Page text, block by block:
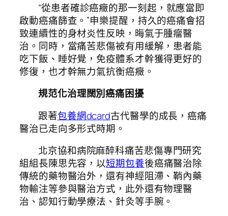
“從患者確診癌癥的那一刻起，就應當即
啟動癌痛篩查。”申樂提醒，持久的癌痛會招
致連續性的身材炎性反映，晦氣于腫瘤醫
治。同時，當痛苦悲傷被有用緩解，患者能
吃下飯、睡好覺，免疫體系才幹獲得更好的
修復，也才幹無力氣抗衡癌癥。
規范化治理闊別癌痛困擾
跟著包養網dcard古代醫學的成長，癌痛
醫治已走向多形式時期。
北京協和病院麻醉科痛苦悲傷專門研究
組組長陳思先容，以短期包養後癌痛醫治除
傳統的藥物醫治外，還有神經阻滯、鞘內藥
物輸注等參與醫治方式，此外還有物理醫
治、認知行動學療法、針灸等手腕。